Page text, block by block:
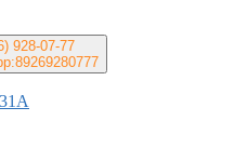
928-07-77